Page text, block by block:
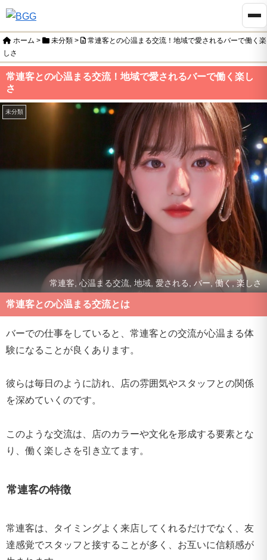
ホーム > 未分類 >
常連客との心温まる交流！地域で愛されるバーで働く楽
しさ
常連客との心温まる交流！地域で愛されるバーで働く楽し
さ
未分類
常連客, 心温まる交流, 地域, 愛される, バー, 働く, 楽しさ
常連客との心温まる交流とは
バーでの仕事をしていると、常連客との交流が心温まる体
験になることが良くあります。
彼らは毎日のように訪れ、店の雰囲気やスタッフとの関係
を深めていくのです。
このような交流は、店のカラーや文化を形成する要素とな
り、働く楽しさを引き立てます。
常連客の特徴
常連客は、タイミングよく来店してくれるだけでなく、友
達感覚でスタッフと接することが多く、お互いに信頼感が